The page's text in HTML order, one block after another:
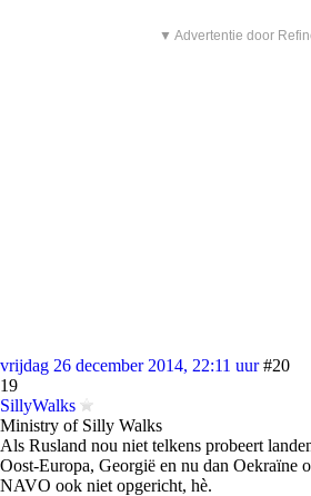
▼ Advertentie door
vrijdag 26 december 2014, 22:11 uur #20
19
SillyWalks
Ministry of Silly Walks
Als Rusland nou niet telkens probeert
Oost-Europa, Georgië en nu dan Oekraïne
NAVO ook niet opgericht, hè.